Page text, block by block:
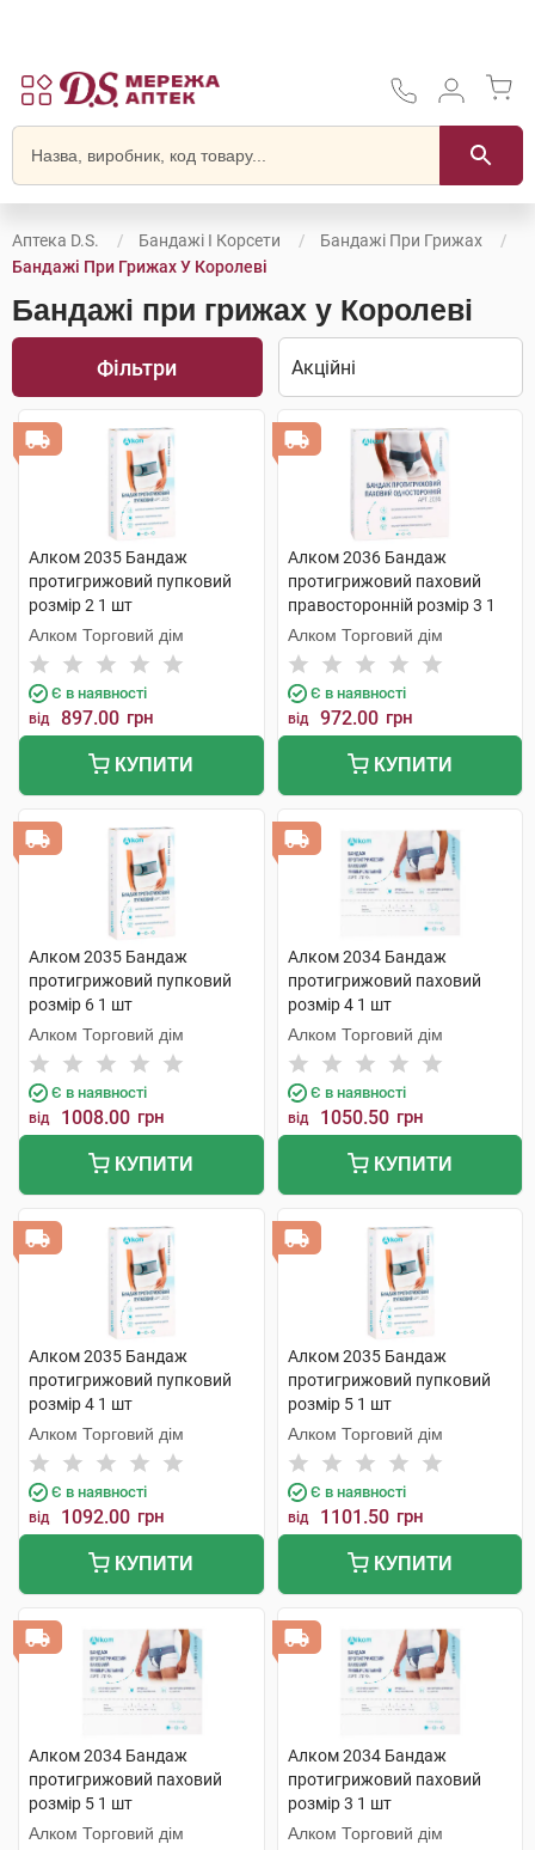
Аптека D.S. Бандажі І Корсети
Бандажі При Грижах
Бандажі При Грижах У Королеві
Бандажі при грижах у Королеві
Фільтри
Алком 2035 Бандаж
протигрижовий пупковий
розмір 2 1 шт
Алком Торговий дім
Є в наявності
від 897.00 грн
КУПИТИ
Алком 2036 Бандаж
протигрижовий паховий
правосторонній розмір 3 1
шт
Алком Торговий дім
Є в наявності
від 972.00 грн
КУПИТИ
Алком 2035 Бандаж
протигрижовий пупковий
розмір 6 1 шт
Алком Торговий дім
Є в наявності
від 1008.00 грн
КУПИТИ
Алком 2034 Бандаж
протигрижовий паховий
розмір 4 1 шт
Алком Торговий дім
Є в наявності
від 1050.50 грн
КУПИТИ
Алком 2035 Бандаж
протигрижовий пупковий
розмір 4 1 шт
Алком Торговий дім
Є в наявності
від 1092.00 грн
КУПИТИ
Алком 2035 Бандаж
протигрижовий пупковий
розмір 5 1 шт
Алком Торговий дім
Є в наявності
від 1101.50 грн
КУПИТИ
Алком 2034 Бандаж
протигрижовий паховий
розмір 5 1 шт
Алком Торговий дім
Алком 2034 Бандаж
протигрижовий паховий
розмір 3 1 шт
Алком Торговий дім